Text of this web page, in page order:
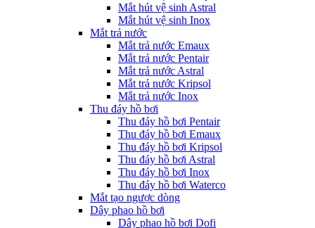
Mắt hút vệ sinh Astral
Mắt hút vệ sinh Inox
Mắt trả nước
Mắt trả nước Emaux
Mắt trả nước Pentair
Mắt trả nước Astral
Mắt trả nước Kripsol
Mắt trả nước Inox
Thu đáy hồ bơi
Thu đáy hồ bơi Pentair
Thu đáy hồ bơi Emaux
Thu đáy hồ bơi Kripsol
Thu đáy hồ bơi Astral
Thu đáy hồ bơi Inox
Thu đáy hồ bơi Waterco
Mắt tạo ngược dòng
Dây phao hồ bơi
Dây phao hồ bơi Dofi